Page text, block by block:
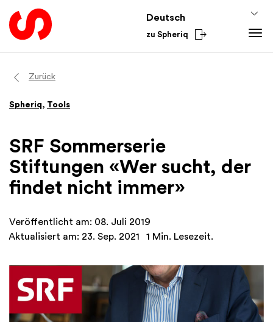
Deutsch
zu Spheriq
Verzeichnis
Recherche
Spenden-Tools
Netzwerke
Finanzen
International
Zurück
Spheriq, Tools
SRF Sommerserie
Stiftungen «Wer sucht, der
findet nicht immer»
Veröffentlicht am: 08. Juli 2019
Aktualisiert am: 23. Sep. 2021
1 Min. Lesezeit.